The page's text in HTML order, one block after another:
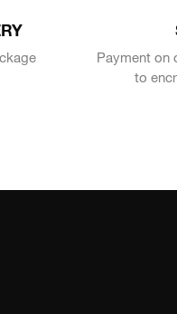
Payment on
to